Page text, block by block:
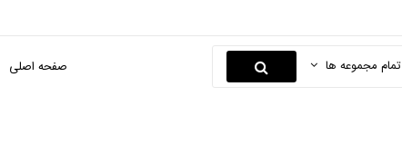
صفحه اصلی تمام مجموعه ها